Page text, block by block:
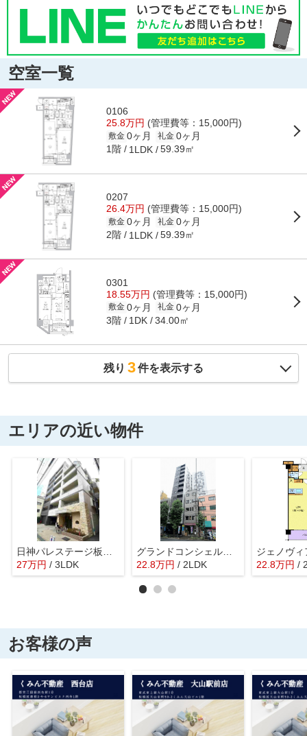
空室一覧
0106
25.8万円 (管理費等：15,000円)
敷金 0ヶ月 礼金 0ヶ月
1階 1LDK 59.39㎡
0207
26.4万円 (管理費等：15,000円)
敷金 0ヶ月 礼金 0ヶ月
2階 1LDK 59.39㎡
0301
18.55万円 (管理費等：15,000円)
敷金 0ヶ月 礼金 0ヶ月
3階 1DK 34.00㎡
残り 3件を表示する
エリアの近い物件
27万円 / 3LDK
グランドコンシェルジュ西巣鴨アジールコート
22.8万円 / 2LDK
ジェノヴィ
22.8万円 /
お客様の声